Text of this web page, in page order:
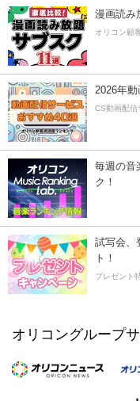
漫画読み
オリコン顧
2026年動
CS動画配信
毎週の音
ク！
試写会、
ト！
プレゼント
オリコングループ